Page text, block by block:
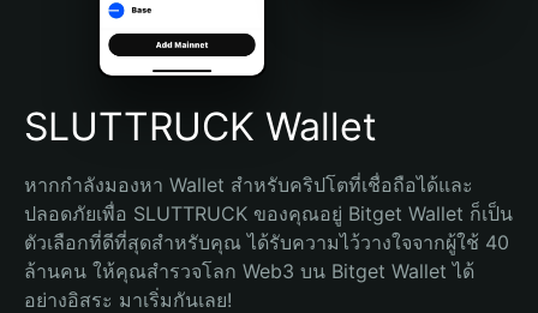
Português (Brasil)
Español (Argentina)
SLUTTRUCK Wallet
หากกำลังมองหา Wallet สำหรับคริปโตที่เชื่อถือได้และ
ปลอดภัยเพื่อ SLUTTRUCK ของคุณอยู่ Bitget Wallet ก็เป็น
ตัวเลือกที่ดีที่สุดสำหรับคุณ ได้รับความไว้วางใจจากผู้ใช้ 40
ล้านคน ให้คุณสำรวจโลก Web3 บน Bitget Wallet ได้
อย่างอิสระ มาเริ่มกันเลย!